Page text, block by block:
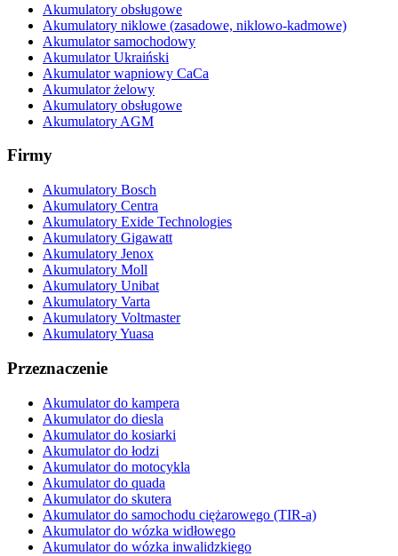
Akumulatory obsługowe
Akumulatory niklowe (zasadowe, niklowo-kadmowe)
Akumulator samochodowy
Akumulator Ukraiński
Akumulator wapniowy CaCa
Akumulator żelowy
Akumulatory obsługowe
Akumulatory AGM
Firmy
Akumulatory Bosch
Akumulatory Centra
Akumulatory Exide Technologies
Akumulatory Gigawatt
Akumulatory Jenox
Akumulatory Moll
Akumulatory Unibat
Akumulatory Varta
Akumulatory Voltmaster
Akumulatory Yuasa
Przeznaczenie
Akumulator do kampera
Akumulator do diesla
Akumulator do kosiarki
Akumulator do łodzi
Akumulator do motocykla
Akumulator do quada
Akumulator do skutera
Akumulator do samochodu ciężarowego (TIR-a)
Akumulator do wózka widłowego
Akumulator do wózka inwalidzkiego